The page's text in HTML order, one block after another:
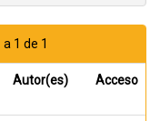
1 de 1
Autor(es) Acceso